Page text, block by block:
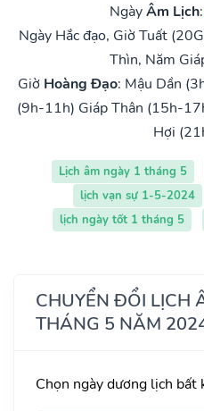
NgàyÂm Lịch:
Ngày Hắc đạo, Giờ Tuất
Thìn, Năm
Giờ Hoàng Đạo: Mậu Dần
(9h-11h) Giáp Thân (15h-
Hợi
Lịch âm ngày 1 tháng 5
lịch vạn sự 1-5-2024
lịch ngày tốt 1 tháng 5
CHUYỂN ĐỔI LỊCH
THÁNG 5 NĂM
Chọn ngày dương lịch bất